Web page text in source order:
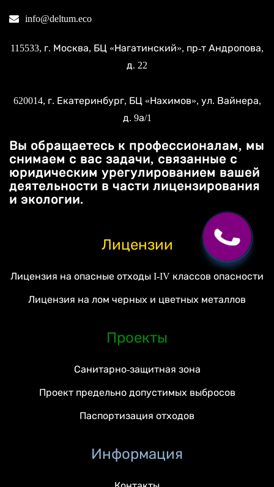
info@deltum.eco
115533, г. Москва, БЦ «Нагатинский», пр-т Андропова,
д. 22
620014, г. Екатеринбург, БЦ «Нахимов», ул. Вайнера,
д. 9а/1
Вы обращаетесь к профессионалам, мы
снимаем с вас задачи, связанные с
юридическим урегулированием вашей
деятельности в части лицензирования
и экологии.
Лицензии
Лицензия на опасные отходы I-IV классов опасности
Лицензия на лом черных и цветных металлов
Проекты
Санитарно-защитная зона
Проект предельно допустимых выбросов
Паспортизация отходов
Информация